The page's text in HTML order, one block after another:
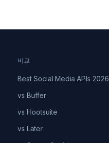
비교
Best Social Media APIs 2026
vs Buffer
vs Hootsuite
vs Later